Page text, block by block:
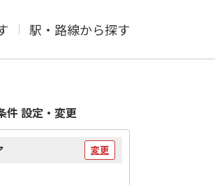
駅・路線から探す
件 設定・変更
変更